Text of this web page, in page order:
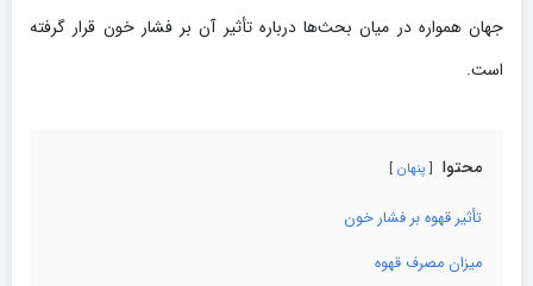
جهان همواره در میان بحث‌ها درباره تأثیر آن بر فشار خون قرار گرفته
است.
محتوا پنهان
تأثیر قهوه بر فشار خون
میزان مصرف قهوه